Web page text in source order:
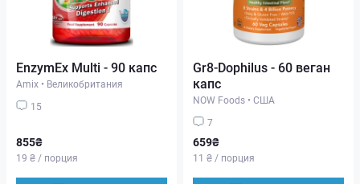
EnzymEx Multi - 90 капс
Amix • Великобритания
15
855₴
19 ₴ / порция
Gr8-Dophilus - 60 веган
капс
NOW Foods • США
7
659₴
11 ₴ / порция